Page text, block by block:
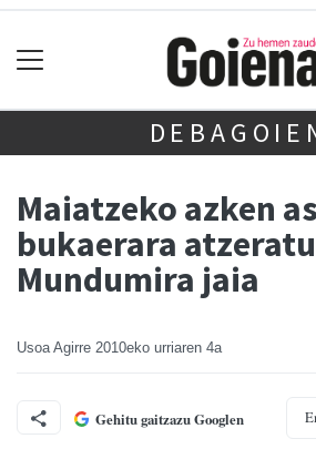
Maiatzeko azken
bukaerara
Mundumira jaia
Usoa Agirre 2010eko urriaren 4a
Gehitu gaitzazu Googlen